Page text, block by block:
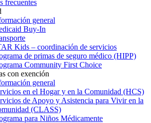
frecuentes
general
Buy-In
Kids – coordinación de servicios
de primas de seguro médico (HIPP)
Community First Choice
con exención
general
en el Hogar y en la Comunidad (HCS)
de Apoyo y Asistencia para Vivir en la
(CLASS)
para Niños Médicamente